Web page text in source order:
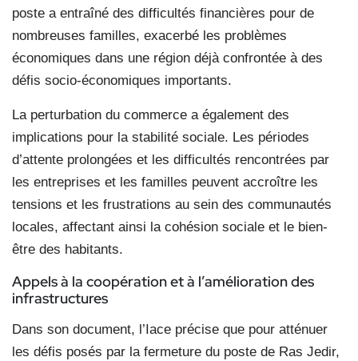
poste a entraîné des difficultés financières pour de
nombreuses familles, exacerbé les problèmes
économiques dans une région déjà confrontée à des
défis socio-économiques importants.
La perturbation du commerce a également des
implications pour la stabilité sociale. Les périodes
d’attente prolongées et les difficultés rencontrées par
les entreprises et les familles peuvent accroître les
tensions et les frustrations au sein des communautés
locales, affectant ainsi la cohésion sociale et le bien-
être des habitants.
Appels à la coopérationet à l’amélioration des
infrastructures
Dans son document, l’Iace précise que pour atténuer
les défis posés par la fermeture du poste de Ras Jedir,